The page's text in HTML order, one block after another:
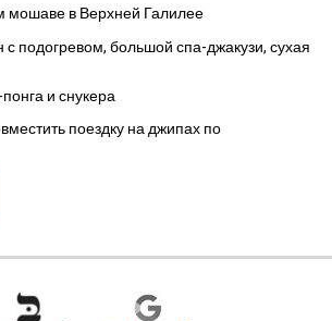
мошаве в Верхней Галилее
подогревом, большой спа-джакузи, сухая
и снукера
поездку на джипах по